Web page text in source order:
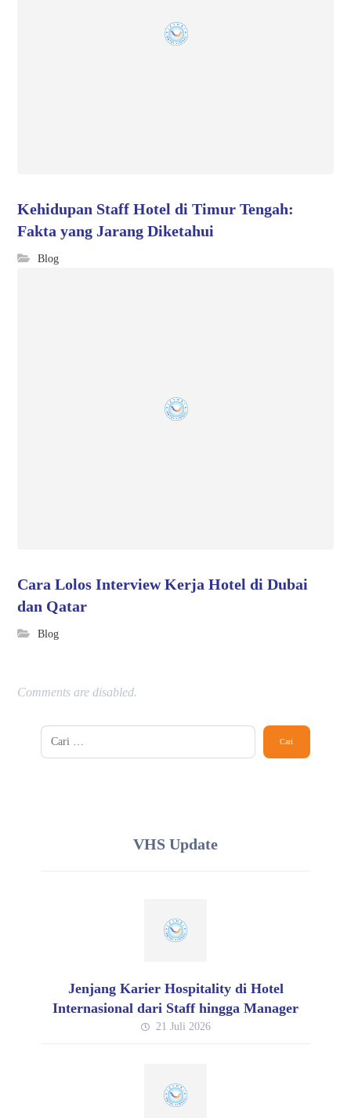
Kehidupan Staff Hotel di Timur Tengah:
Fakta yang Jarang Diketahui
Blog
Cara Lolos Interview Kerja Hotel di Dubai
dan Qatar
Blog
Comments are disabled.
VHS Update
Jenjang Karier Hospitality di Hotel
Internasional dari Staff hingga Manager
21 Juli 2026